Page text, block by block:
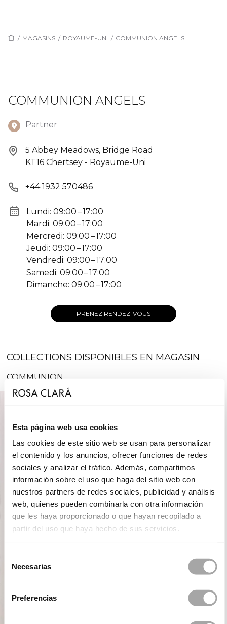
Esta página web usa cookies
Las cookies de este sitio web se usan para personalizar
el contenido y los anuncios, ofrecer funciones de redes
sociales y analizar el tráfico. Además, compartimos
información sobre el uso que haga del sitio web con
nuestros partners de redes sociales, publicidad y análisis
web, quienes pueden combinarla con otra información
que les haya proporcionado o que hayan recopilado a
partir del uso que haya hecho de sus servicios.
Necesarias
Preferencias
/ MAGASINS / ROYAUME-UNI / COMMUNION ANGELS
COMMUNION ANGELS
Partner
5 Abbey Meadows, Bridge Road
KT16 Chertsey - Royaume-Uni
+44 1932 570486
Lundi: 09:00 – 17:00
Mardi: 09:00 – 17:00
Mercredi: 09:00 – 17:00
Jeudi: 09:00 – 17:00
Vendredi: 09:00 – 17:00
Samedi: 09:00 – 17:00
Dimanche: 09:00 – 17:00
PRENEZ RENDEZ-VOUS
COLLECTIONS DISPONIBLES EN MAGASIN
COMMUNION